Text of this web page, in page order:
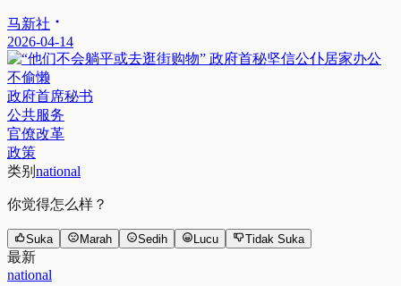
马新社
2026-04-14
政府首席秘书
公共服务
官僚改革
政策
类别 national
你觉得怎么样？
Suka Marah Sedih Lucu Tidak Suka
最新
national